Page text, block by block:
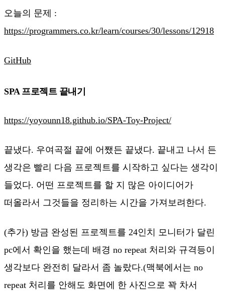
오늘의 문제 :
https://programmers.co.kr/learn/courses/30/lessons/12918
GitHub
SPA 프로젝트 끝내기
https://yoyounn18.github.io/SPA-Toy-Project/
끝냈다. 우여곡절 끝에 어쨌든 끝냈다. 끝내고 나서 든
생각은 빨리 다음 프로젝트를 시작하고 싶다는 생각이
들었다. 어떤 프로젝트를 할 지 많은 아이디어가
떠올라서 그것들을 정리하는 시간을 가져보려한다.
(추가) 방금 완성된 프로젝트를 24인치 모니터가 달린
pc에서 확인을 했는데 배경 no repeat 처리와 규격등이
생각보다 완전히 달라서 좀 놀랐다.(맥북에서는 no
repeat 처리를 안해도 화면에 한 사진으로 꽉 차서